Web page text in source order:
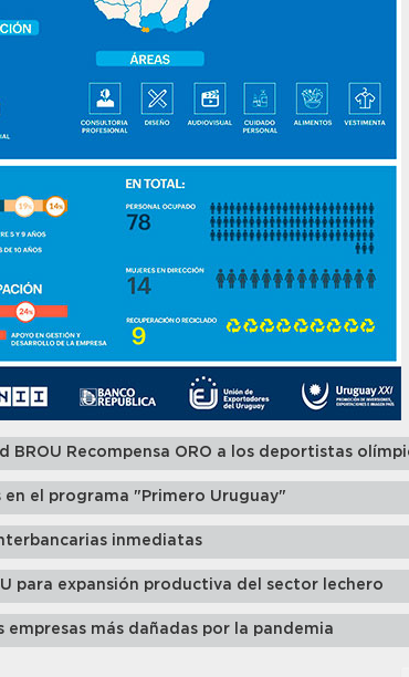
BROU Recompensa ORO a los deportistas
en el programa "Primero Uruguay"
inmediatas
para expansión productiva del sector lechero
empresas más dañadas por la pandemia